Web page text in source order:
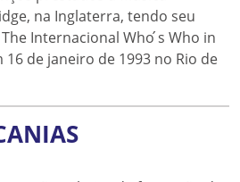
na Inglaterra, tendo seu
Internacional Who ́s Who in
16 de janeiro de 1993 no Rio de